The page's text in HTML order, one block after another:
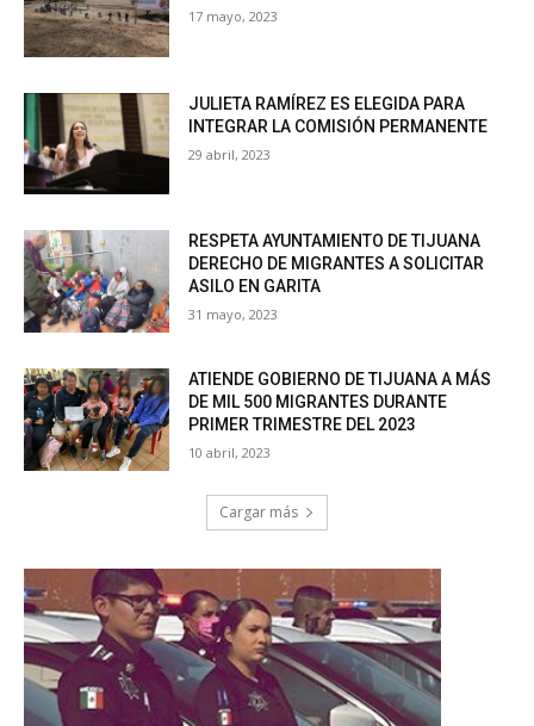
17 mayo, 2023
JULIETA RAMÍREZ ES ELEGIDA PARA
INTEGRAR LA COMISIÓN PERMANENTE
29 abril, 2023
RESPETA AYUNTAMIENTO DE TIJUANA
DERECHO DE MIGRANTES A SOLICITAR
ASILO EN GARITA
31 mayo, 2023
ATIENDE GOBIERNO DE TIJUANA A MÁS
DE MIL 500 MIGRANTES DURANTE
PRIMER TRIMESTRE DEL 2023
10 abril, 2023
Cargar más